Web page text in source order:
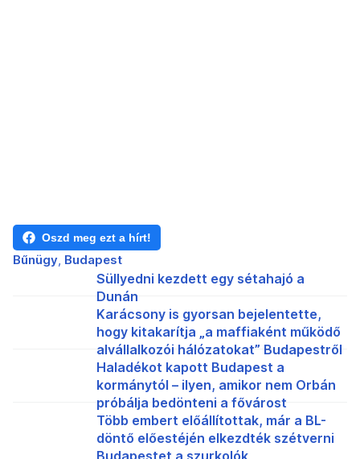
Oszd meg ezt a hírt!
Bűnügy Budapest
Süllyedni kezdett egy sétahajó a
Dunán
Karácsony is gyorsan bejelentette,
hogy kitakarítja „a maffiaként működő
alvállalkozói hálózatokat” Budapestről
Haladékot kapott Budapest a
kormánytól – ilyen, amikor nem Orbán
próbálja bedönteni a fővárost
Több embert előállítottak, már a BL-
döntő előestéjén elkezdték szétverni
Budapestet a szurkolók